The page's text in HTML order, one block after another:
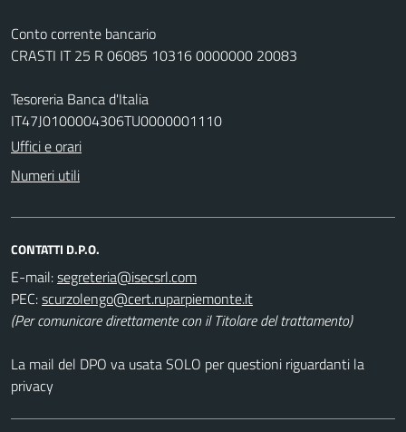
Conto corrente bancario
CRASTI IT 25 R 06085 10316 0000000 20083
Tesoreria Banca d'Italia
IT47J0100004306TU0000001110
Uffici e orari
Numeri utili
CONTATTI D.P.O.
E-mail:
PEC:
(Per comunicare direttamente con il Titolare del trattamento)
La mail del DPO va usata SOLO per questioni riguardanti la
privacy